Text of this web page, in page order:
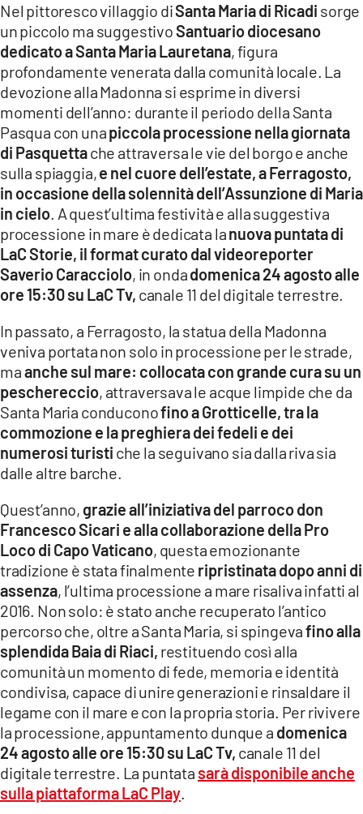
Network
LACPLAY.IT
LACTV.IT
LACONAIR.IT
LACITYMAG.IT
ILREGGINO.IT
COSENZACHANNEL.IT
ILVIBONESE.IT
CATANZAROCHANNEL.IT
App
ANDROID
Nel pittoresco villaggio diSanta Maria di Ricadi sorge
un piccolo ma suggestivoSantuario diocesano
dedicato a Santa Maria Lauretana, figura
profondamente venerata dalla comunità locale. La
devozione alla Madonna si esprime in diversi
momenti dell’anno: durante il periodo della Santa
Pasqua con unapiccola processione nella giornata
di Pasquettache attraversa le vie del borgo e anche
sulla spiaggia,e nel cuore dell’estate, a Ferragosto,
in occasione della solennità dell’Assunzione di Maria
in cielo. A quest’ultima festività e alla suggestiva
processione in mare è dedicata lanuova puntata di
LaC Storie, il format curato dal videoreporter
Saverio Caracciolo, in ondadomenica 24 agosto alle
ore 15:30 su LaC Tv, canale 11 del digitale terrestre.
In passato, a Ferragosto, la statua della Madonna
veniva portata non solo in processione per le strade,
maanche sul mare: collocata con grande cura su un
peschereccio, attraversava le acque limpide che da
Santa Maria conduconofino a Grotticelle, tra la
commozione e la preghiera dei fedeli e dei
numerosi turisti che la seguivano sia dalla riva sia
dalle altre barche.
Quest’anno, grazie all’iniziativa del parroco don
Francesco Sicari e alla collaborazione della Pro
Loco di Capo Vaticano, questa emozionante
tradizione è stata finalmente ripristinata dopo anni di
assenza, l’ultima processione a mare risaliva infatti al
2016. Non solo: è stato anche recuperato l’antico
percorso che, oltre a Santa Maria, si spingevafino alla
splendida Baia di Riaci, restituendo così alla
comunità un momento di fede, memoria e identità
condivisa, capace di unire generazioni e rinsaldare il
legame con il mare e con la propria storia. Per rivivere
la processione, appuntamento dunque a domenica
24 agosto alle ore 15:30 su LaC Tv, canale 11 del
digitale terrestre. La puntata sarà disponibile anche
sulla piattaforma LaC Play.